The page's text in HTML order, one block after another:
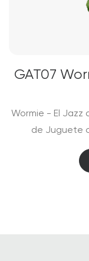
GAT07
Wormie - El Jazz
de Juguete